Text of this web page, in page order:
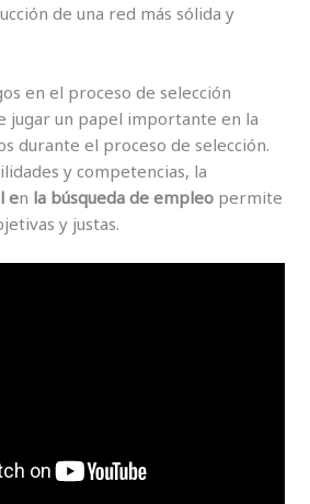
de una red más sólida y
en el proceso de selección
jugar un papel importante en la
durante el proceso de selección.
y competencias, la
en la búsqueda de empleo permite
y justas.